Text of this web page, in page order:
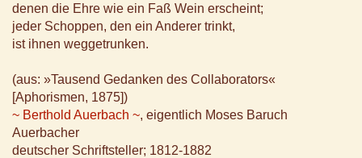
denen die Ehre wie ein Faß Wein erscheint;
jeder Schoppen, den ein Anderer trinkt,
ist ihnen weggetrunken.
(aus: »Tausend Gedanken des Collaborators«
[Aphorismen, 1875])
~ Berthold Auerbach ~, eigentlich Moses Baruch
Auerbacher
deutscher Schriftsteller; 1812-1882